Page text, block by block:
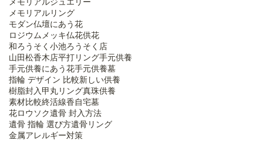
メモリアルリング
モダン仏壇にあう花
ロジウムメッキ仏花供花
和ろうそく 小池ろうそく店
山田松香木店平打リング手元供養
手元供養にあう花手元供養墓
指輪 デザイン 比較新しい供養
樹脂封入 甲丸リング真珠供養
素材比較終活線香自宅墓
花ロウソク遺骨 封入方法
遺骨 指輪 選び方遺骨リング
金属アレルギー対策